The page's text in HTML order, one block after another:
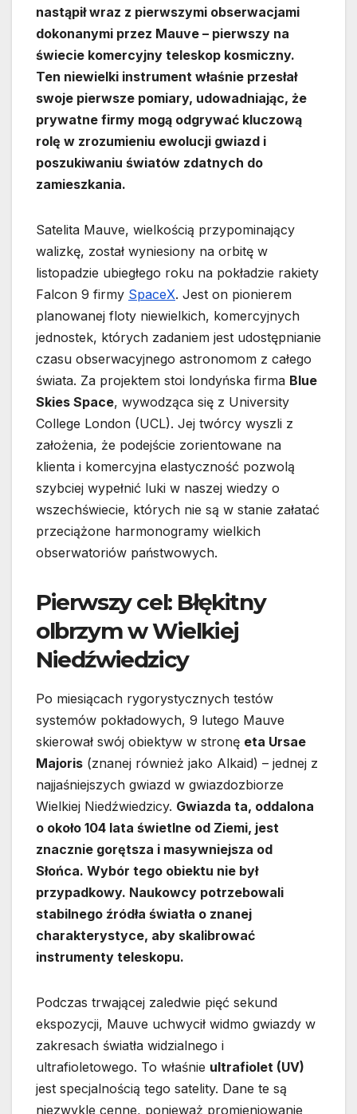
nastąpił wraz z pierwszymi obserwacjami
dokonanymi przez Mauve – pierwszy na
świecie komercyjny teleskop kosmiczny.
Ten niewielki instrument właśnie przesłał
swoje pierwsze pomiary, udowadniając, że
prywatne firmy mogą odgrywać kluczową
rolę w zrozumieniu ewolucji gwiazd i
poszukiwaniu światów zdatnych do
zamieszkania.
Satelita Mauve, wielkością przypominający
walizkę, został wyniesiony na orbitę w
listopadzie ubiegłego roku na pokładzie rakiety
Falcon 9 firmy SpaceX. Jest on pionierem
planowanej floty niewielkich, komercyjnych
jednostek, których zadaniem jest udostępnianie
czasu obserwacyjnego astronomom z całego
świata. Za projektem stoi londyńska firma Blue
Skies Space, wywodząca się z University
College London (UCL). Jej twórcy wyszli z
założenia, że podejście zorientowane na
klienta i komercyjna elastyczność pozwolą
szybciej wypełnić luki w naszej wiedzy o
wszechświecie, których nie są w stanie załatać
przeciążone harmonogramy wielkich
obserwatoriów państwowych.
Pierwszy cel: Błękitny
olbrzym w Wielkiej
Niedźwiedzicy
Po miesiącach rygorystycznych testów
systemów pokładowych, 9 lutego Mauve
skierował swój obiektyw w stronę eta Ursae
Majoris (znanej również jako Alkaid) – jednej z
najjaśniejszych gwiazd w gwiazdozbiorze
Wielkiej Niedźwiedzicy. Gwiazda ta, oddalona
o około 104 lata świetlne od Ziemi, jest
znacznie gorętsza i masywniejsza od
Słońca. Wybór tego obiektu nie był
przypadkowy. Naukowcy potrzebowali
stabilnego źródła światła o znanej
charakterystyce, aby skalibrować
instrumenty teleskopu.
Podczas trwającej zaledwie pięć sekund
ekspozycji, Mauve uchwycił widmo gwiazdy w
zakresach światła widzialnego i
ultrafioletowego. To właśnie ultrafiolet (UV)
jest specjalnością tego satelity. Dane te są
niezwykle cenne, ponieważ promieniowanie